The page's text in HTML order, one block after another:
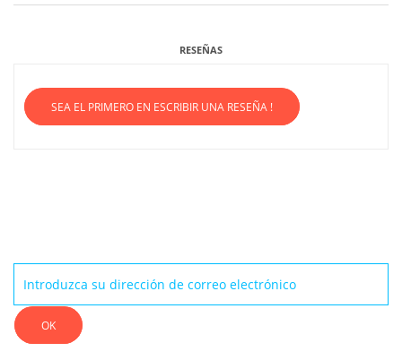
RESEÑAS
SEA EL PRIMERO EN ESCRIBIR UNA RESEÑA !
OK